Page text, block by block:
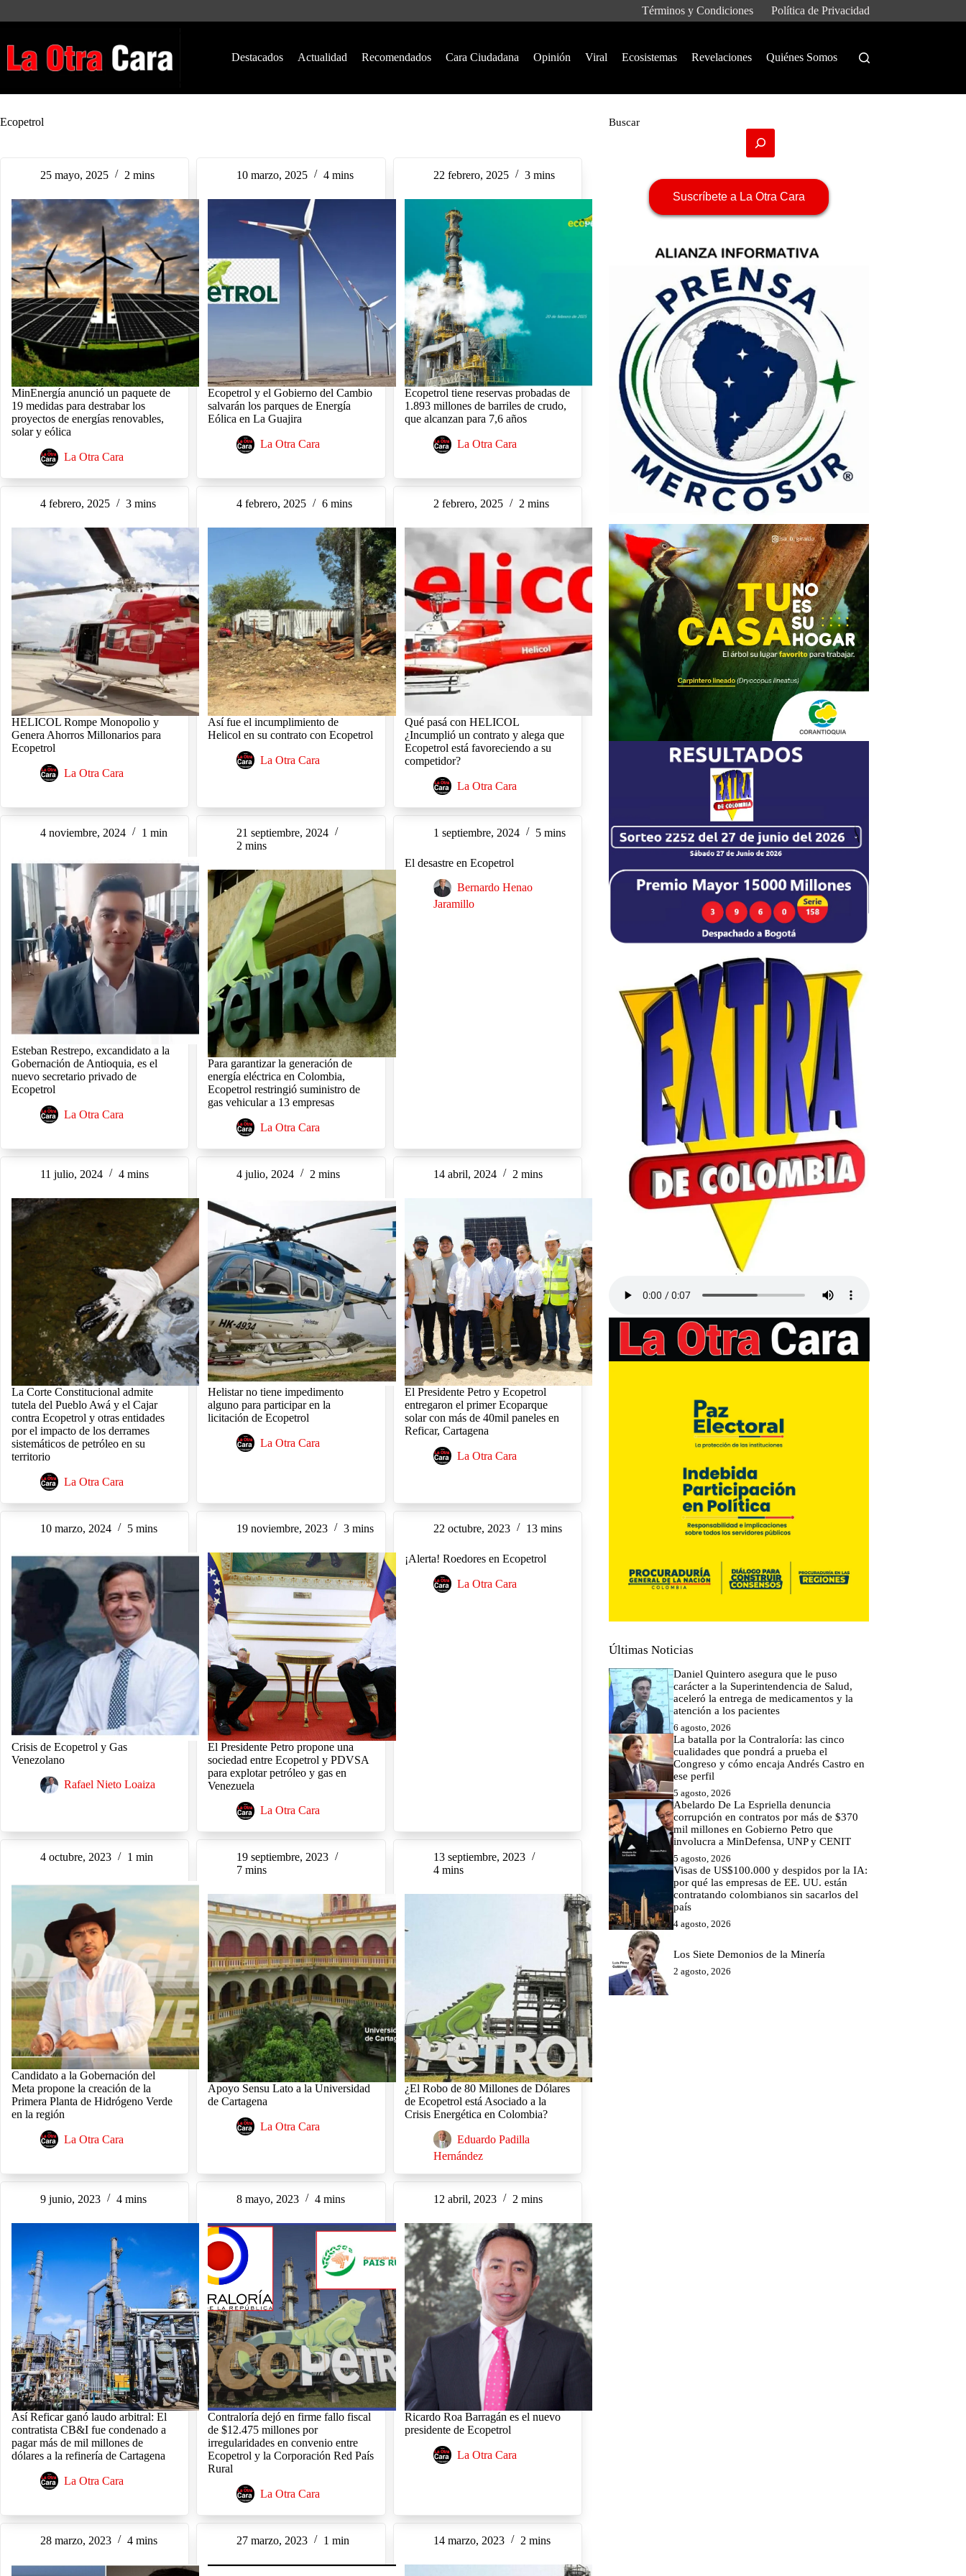
Términos y Condiciones Política de Privacidad
Destacados Actualidad Recomendados Cara Ciudadana Opinión Viral Ecosistemas Revelaciones Quiénes Somos
Ecopetrol
25 mayo, 2025 2 mins
MinEnergía anunció un paquete de
19 medidas para destrabar los
proyectos de energías renovables,
solar y eólica
La Otra Cara
10 marzo, 2025 4 mins
Ecopetrol y el Gobierno del Cambio
salvarán los parques de Energía
Eólica en La Guajira
La Otra Cara
22 febrero, 2025 3 mins
Ecopetrol tiene reservas probadas de
1.893 millones de barriles de crudo,
que alcanzan para 7,6 años
La Otra Cara
4 febrero, 2025 3 mins
HELICOL Rompe Monopolio y
Genera Ahorros Millonarios para
Ecopetrol
La Otra Cara
4 febrero, 2025 6 mins
Así fue el incumplimiento de
Helicol en su contrato con Ecopetrol
La Otra Cara
2 febrero, 2025 2 mins
Qué pasá con HELICOL
¿Incumplió un contrato y alega que
Ecopetrol está favoreciendo a su
competidor?
La Otra Cara
4 noviembre, 2024 1 min
Esteban Restrepo, excandidato a la
Gobernación de Antioquia, es el
nuevo secretario privado de
Ecopetrol
La Otra Cara
21 septiembre, 2024
2 mins
Para garantizar la generación de
energía eléctrica en Colombia,
Ecopetrol restringió suministro de
gas vehicular a 13 empresas
La Otra Cara
1 septiembre, 2024 5 mins
El desastre en Ecopetrol
Bernardo Henao
Jaramillo
11 julio, 2024 4 mins
La Corte Constitucional admite
tutela del Pueblo Awá y el Cajar
contra Ecopetrol y otras entidades
por el impacto de los derrames
sistemáticos de petróleo en su
territorio
La Otra Cara
4 julio, 2024 2 mins
Helistar no tiene impedimento
alguno para participar en la
licitación de Ecopetrol
La Otra Cara
14 abril, 2024 2 mins
El Presidente Petro y Ecopetrol
entregaron el primer Ecoparque
solar con más de 40mil paneles en
Reficar, Cartagena
La Otra Cara
10 marzo, 2024 5 mins
Crisis de Ecopetrol y Gas
Venezolano
Rafael Nieto Loaiza
19 noviembre, 2023 3 mins
El Presidente Petro propone una
sociedad entre Ecopetrol y PDVSA
para explotar petróleo y gas en
Venezuela
La Otra Cara
22 octubre, 2023 13 mins
¡Alerta! Roedores en Ecopetrol
La Otra Cara
4 octubre, 2023 1 min
Candidato a la Gobernación del
Meta propone la creación de la
Primera Planta de Hidrógeno Verde
en la región
La Otra Cara
19 septiembre, 2023
7 mins
Apoyo Sensu Lato a la Universidad
de Cartagena
La Otra Cara
13 septiembre, 2023
4 mins
¿El Robo de 80 Millones de Dólares
de Ecopetrol está Asociado a la
Crisis Energética en Colombia?
Eduardo Padilla
Hernández
9 junio, 2023 4 mins
Así Reficar ganó laudo arbitral: El
contratista CB&I fue condenado a
pagar más de mil millones de
dólares a la refinería de Cartagena
La Otra Cara
8 mayo, 2023 4 mins
Contraloría dejó en firme fallo fiscal
de $12.475 millones por
irregularidades en convenio entre
Ecopetrol y la Corporación Red País
Rural
La Otra Cara
12 abril, 2023 2 mins
Ricardo Roa Barragán es el nuevo
presidente de Ecopetrol
La Otra Cara
28 marzo, 2023 4 mins 27 marzo, 2023 1 min 14 marzo, 2023 2 mins
Buscar
Suscríbete a La Otra Cara
Últimas Noticias
Daniel Quintero asegura que le puso
carácter a la Superintendencia de Salud,
aceleró la entrega de medicamentos y la
atención a los pacientes
6 agosto, 2026
La batalla por la Contraloría: las cinco
cualidades que pondrá a prueba el
Congreso y cómo encaja Andrés Castro en
ese perfil
5 agosto, 2026
Abelardo De La Espriella denuncia
corrupción en contratos por más de $370
mil millones en Gobierno Petro que
involucra a MinDefensa, UNP y CENIT
5 agosto, 2026
Visas de US$100.000 y despidos por la IA:
por qué las empresas de EE. UU. están
contratando colombianos sin sacarlos del
país
4 agosto, 2026
Los Siete Demonios de la Minería
2 agosto, 2026